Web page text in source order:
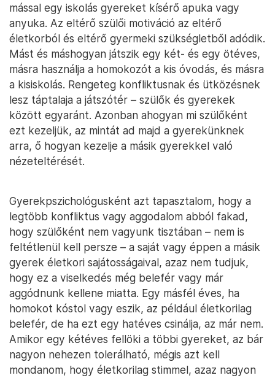
mással egy iskolás gyereket kísérő apuka vagy
anyuka. Az eltérő szülői motiváció az eltérő
életkorból és eltérő gyermeki szükségletből adódik.
Mást és máshogyan játszik egy két- és egy ötéves,
másra használja a homokozót a kis óvodás, és másra
a kisiskolás. Rengeteg konfliktusnak és ütközésnek
lesz táptalaja a játszótér – szülők és gyerekek
között egyaránt. Azonban ahogyan mi szülőként
ezt kezeljük, az mintát ad majd a gyerekünknek
arra, ő hogyan kezelje a másik gyerekkel való
nézeteltérését.
Gyerekpszichológusként azt tapasztalom, hogy a
legtöbb konfliktus vagy aggodalom abból fakad,
hogy szülőként nem vagyunk tisztában – nem is
feltétlenül kell persze – a saját vagy éppen a másik
gyerek életkori sajátosságaival, azaz nem tudjuk,
hogy ez a viselkedés még belefér vagy már
aggódnunk kellene miatta. Egy másfél éves, ha
homokot kóstol vagy eszik, az például életkorilag
belefér, de ha ezt egy hatéves csinálja, az már nem.
Amikor egy kétéves fellöki a többi gyereket, az bár
nagyon nehezen tolerálható, mégis azt kell
mondanom, hogy életkorilag stimmel, azaz nagyon